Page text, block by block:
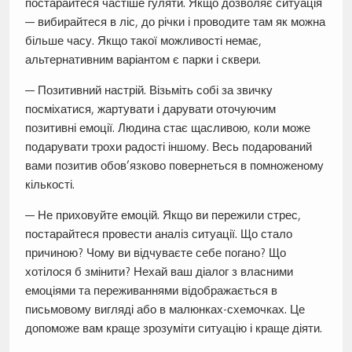
постарайтеся частіше гуляти. Якщо дозволяє ситуація
— вибирайтеся в ліс, до річки і проводите там як можна
більше часу. Якщо такої можливості немає,
альтернативним варіантом є парки і сквери.
— Позитивний настрій. Візьміть собі за звичку
посміхатися, жартувати і дарувати оточуючим
позитивні емоції. Людина стає щасливою, коли може
подарувати трохи радості іншому. Весь подарований
вами позитив обов’язково повернеться в помноженому
кількості.
— Не приховуйте емоцій. Якщо ви пережили стрес,
постарайтеся провести аналіз ситуації. Що стало
причиною? Чому ви відчуваєте себе погано? Що
хотілося б змінити? Нехай ваш діалог з власними
емоціями та переживаннями відображається в
письмовому вигляді або в малюнках-схемочках. Це
допоможе вам краще зрозуміти ситуацію і краще діяти.